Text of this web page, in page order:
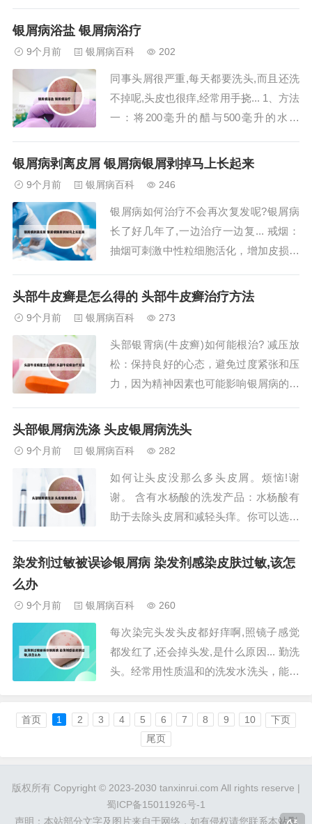
角质调节剂：银屑病或湿疹引起的皮损，
酮康唑、克霉唑等洗发水或乳膏，需直接
涂抹于头皮，...
银屑病浴盐 银屑病浴疗
9个月前 银屑病百科 202
同事头屑很严重,每天都要洗头,而且还洗
不掉呢,头皮也很痒,经常用手挠... 1、方法
一：将200毫升的醋与500毫升的水混
法对头痒、头屑和脱发问题有显著疗效。
在头皮上反复揉擦，使洋葱汁充分渗入
头...
银屑病剥离皮屑 银屑病银屑剥掉马上长起来
9个月前 银屑病百科 246
银屑病如何治疗不会再次复发呢?银屑病
长了好几年了,一边治疗一边复... 戒烟：
抽烟可刺激中性粒细胞活化，增加皮损的
戒烟是预防银屑病复发的重要措施之一。
用，同时降低治疗药物的疗效，增加复发
的风险...
头部牛皮癣是怎么得的 头部牛皮癣治疗方法
9个月前 银屑病百科 273
头部银霄病(牛皮癣)如何能根治? 减压放
松：保持良好的心态，避免过度紧张和压
力，因为精神因素也可能影响银屑病的病
用药物包括角质促成剂、糖皮质激素、维
生指导下使用，避免滥用和不当使用。外
用药物治...
头部银屑病洗涤 头皮银屑病洗头
9个月前 银屑病百科 282
如何让头皮没那么多头皮屑。烦恼!谢
谢。 含有水杨酸的洗发产品：水杨酸有
助于去除头皮屑和减轻头痒。你可以选择
水杨酸或水杨酸盐。这些产品通常标注为
减少头皮屑和缓解头痒。选择含有茶树油
成分的洗发产品...
染发剂过敏被误诊银屑病 染发剂感染皮肤过敏,该怎
么办
9个月前 银屑病百科 260
每次染完头发头皮都好痒啊,照镜子感觉
都发红了,还会掉头发,是什么原因... 勤洗
头。经常用性质温和的洗发水洗头，能减
被堵塞，头发就能健康的生长。保持充足
的睡眠，少熬夜。睡眠充足了，才能保证
头发的自然生长，否则过度熬夜会影响头
有助...
首页 1 2 3 4 5 6 7 8 9 10
下页
尾页
版权所有 Copyright © 2023-2030 tanxinrui.com All rights reserve |
蜀ICP备15011926号-1
声明：本站部分文字及图片来自于网络，如有侵权请您联系本站删